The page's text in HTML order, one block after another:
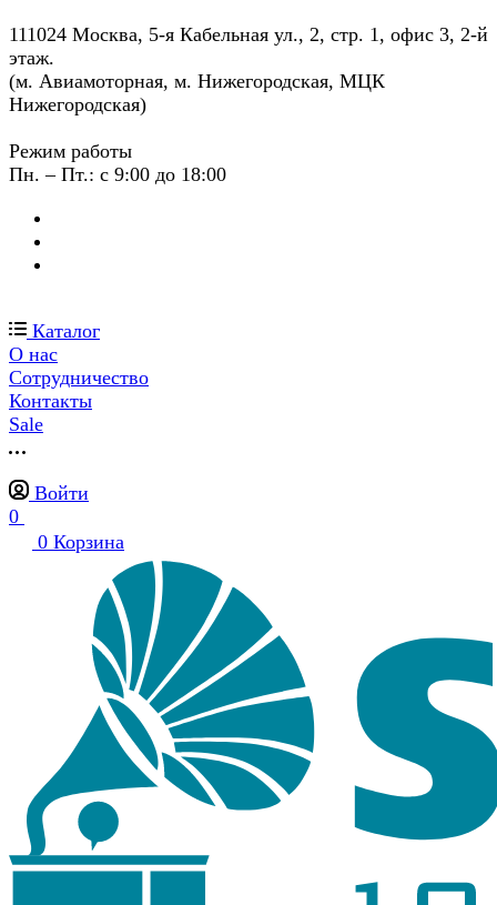
111024 Москва, 5-я Кабельная ул., 2, стр. 1, офис 3, 2-й
этаж.
(м. Авиамоторная, м. Нижегородская, МЦК
Нижегородская)
Режим работы
Пн. – Пт.: с 9:00 до 18:00
Каталог
О нас
Сотрудничество
Контакты
Sale
Войти
0
0 Корзина